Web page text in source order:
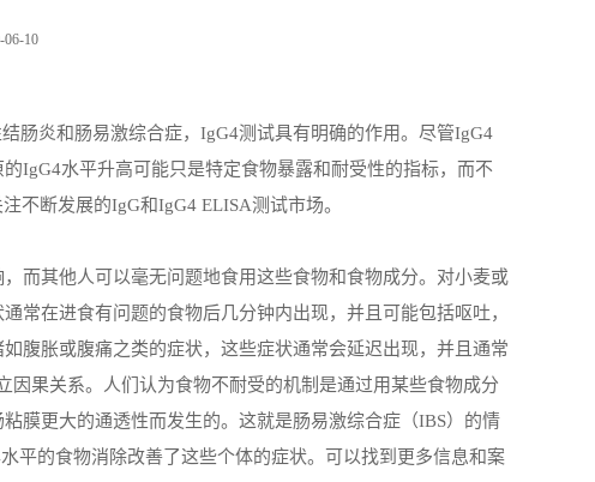
06-10
肠炎和肠易激综合症，IgG4测试具有明确的作用。尽管IgG4
IgG4水平升高可能只是特定食物暴露和耐受性的指标，而不
不断发展的IgG和IgG4 ELISA测试市场。
而其他人可以毫无问题地食用这些食物和食物成分。对小麦或
常在进食有问题的食物后几分钟内出现，并且可能包括呕吐，
腹胀或腹痛之类的症状，这些症状通常会延迟出现，并且通常
因果关系。人们认为食物不耐受的机制是通过用某些食物成分
膜更大的通透性而发生的。这就是肠易激综合症（IBS）的情
平的食物消除改善了这些个体的症状。
可以找到更多信息和案